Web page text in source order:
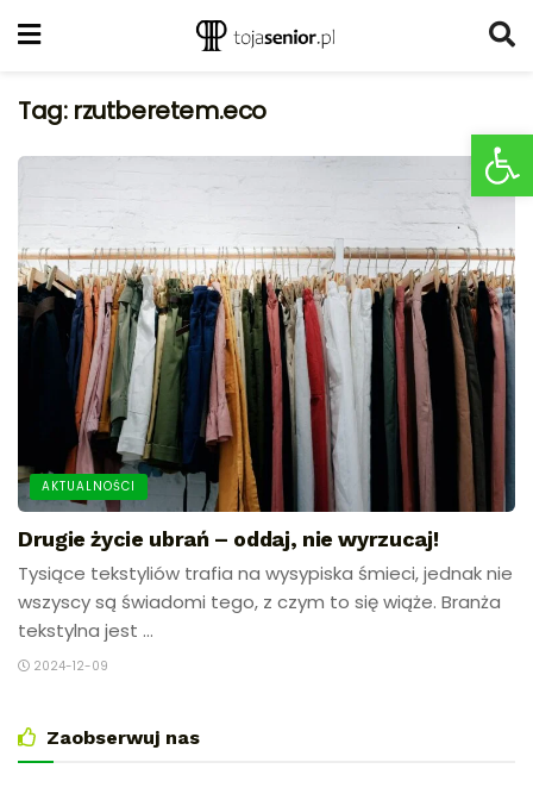
Tag: rzutberetem.eco
AKTUALNOŚCI
Drugie życie ubrań – oddaj, nie wyrzucaj!
Tysiące tekstyliów trafia na wysypiska śmieci, jednak nie
wszyscy są świadomi tego, z czym to się wiąże. Branża
tekstylna jest ...
2024-12-09
Zaobserwuj nas